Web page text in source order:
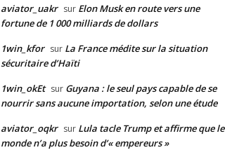
aviator_uakr sur Elon Musk en route vers une
fortune de 1 000 milliards de dollars
1win_kfor sur La France médite sur la situation
sécuritaire d’Haïti
1win_okEt sur Guyana : le seul pays capable de se
nourrir sans aucune importation, selon une étude
aviator_oqkr sur Lula tacle Trump et affirme que le
monde n’a plus besoin d’« empereurs »